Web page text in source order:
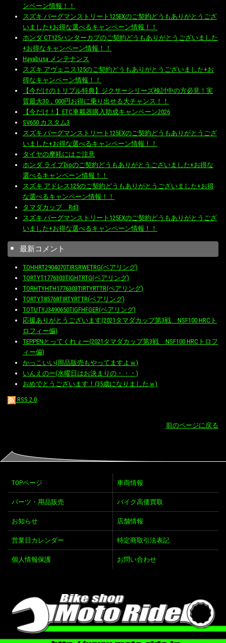
ンペーン情報！！
スズキ バーグマンストリート125EXのご契約どうもありがとうござ
いました+お得な選べるキャンペーン情報！！
ホンダ CT125ハンターカブのご契約どうもありがとうございました
+お得なキャンペーン情報！！
Hayabusa メンテナンス
スズキ アヴェニス125のご契約どうもありがとうございました+お
得なキャンペーン情報！！
【今だけのトリプル特典】ジクサーシリーズ検討中の方必見！実
質最大30，000円お得に乗り出せる大チャンス！！
【今だけ！】ETC車載器購入助成キャンペーン2026
SV650 カスタム3
スズキ バーグマンストリート125EXのご契約どうもありがとうござ
いました+お得な選べるキャンペーン情報！！
タイヤの摩耗にはご注意
ホンダ ライブDioのご契約どうもありがとうございました+お得な
選べるキャンペーン情報！！
スズキ アドレス125のご契約どうもありがとうございました+お得
な選べるキャンペーン情報！！
タマダカップ Rd3
スズキ バーグマンストリート125EXのご契約どうもありがとうござ
いました+お得な選べるキャンペーン情報！！
最新コメント
TOHHRT2904070TIRSRWETRG(ベアリング)
TORTYT1776303TIGHTRTG(ベアリング)
TORHTYHTH1776303TIRTYRTTR(ベアリング)
TORTYT85768TIRTYRTTR(ベアリング)
TOTUTYJ3490650TIGFHFGER(ベアリング)
応援ありがとうございます(2021タマダカップ第3戦 NSF100 HRCト
ロフィー偏)
TEPPENとってくれぇー(2021タマダカップ第3戦 NSF100 HRCトロフ
ィー偏)
かっこいい(用品販売もやってますよｗ)
いんえのー(水曜日はお決まりの・・・)
おめでとうございます！(35歳になりましたｗ)
RSS 2.0
前のページに戻る
TOPページ 車両情報
パーツ・用品販売 バイク高価買取
お知らせ 店舗情報
営業日カレンダー 特定商取引法表記
個人情報保護 お問い合わせ